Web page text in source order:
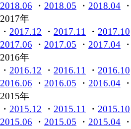
2018.06 ・ 2018.05 ・ 2018.04
2017年
・ 2017.12 ・ 2017.11 ・ 2017.10
2017.06 ・ 2017.05 ・ 2017.04
2016年
・ 2016.12 ・ 2016.11 ・ 2016.10
2016.06 ・ 2016.05 ・ 2016.04
2015年
・ 2015.12 ・ 2015.11 ・ 2015.10
2015.06 ・ 2015.05 ・ 2015.04